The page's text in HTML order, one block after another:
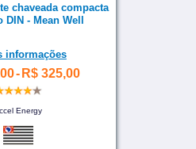
chaveada compacta
- Mean Well
informações
- R$ 325,00
Energy